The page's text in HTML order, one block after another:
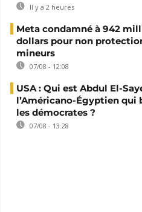
Il y a 2 heures
Meta condamné à 942
dollars pour non
mineurs
07/08 - 12:08
USA : Qui est Abdul El-
l’Américano-Égyptien qui
les démocrates ?
07/08 - 13:28